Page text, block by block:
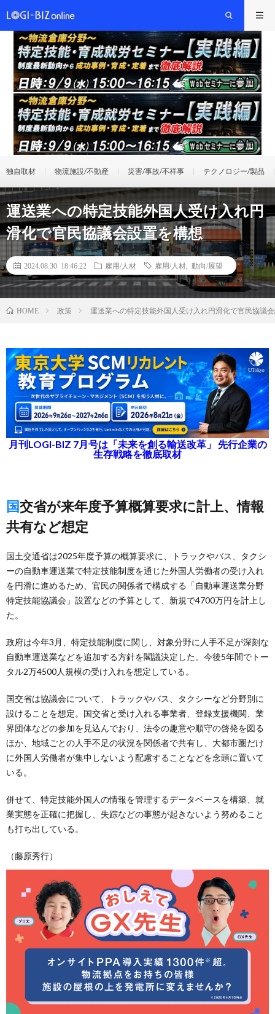
独自取材 物流施設/不動産 災害/事故/不祥事 テクノロジー/製品
運送業への特定技能外国人受け入れ円
滑化で官民協議会設置を構想
2024.08.30 18:46:22 雇用/人材 雇用/人材 動向/展望
HOME 政策 運送業への特定技能外国人受け入れ円滑化で官民協議
月刊LOGI-BIZ 7月号は「未来を創る輸送改革」 先行企業の
生存戦略を徹底取材
国交省が来年度予算概算要求に計上、情報
共有など想定
国土交通省は2025年度予算の概算要求に、トラックやバス、タクシ
ーの自動車運送業で特定技能制度を通じた外国人労働者の受け入れ
を円滑に進めるため、官民の関係者で構成する「自動車運送業分野
特定技能協議会」設置などの予算として、新規で4700万円を計上し
た。
政府は今年3月、特定技能制度に関し、対象分野に人手不足が深刻な
自動車運送業などを追加する方針を閣議決定した。今後5年間でトー
タル2万4500人規模の受け入れを想定している。
国交省は協議会について、トラックやバス、タクシーなど分野別に
設けることを想定。国交省と受け入れる事業者、登録支援機関、業
界団体などの参加を見込んでおり、法令の趣意や順守の啓発を図る
ほか、地域ごとの人手不足の状況を関係者で共有し、大都市圏だけ
に外国人労働者が集中しないよう配慮することなどを念頭に置いて
いる。
併せて、特定技能外国人の情報を管理するデータベースを構築、就
業実態を正確に把握し、失踪などの事態が起きないよう努めること
も打ち出している。
（藤原秀行）